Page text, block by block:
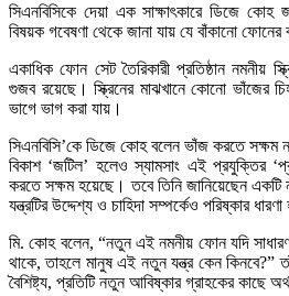
সিএনবিসিকে দেয়া এক সাক্ষাৎকারে ডিজে কোহ
বিষয়ক গবেষণা থেকে জানা যায় যে বাঁকানো ফোনের
একাধিক ফোন সেট তৈরিকারী প্রতিষ্ঠান নমনীয়
গুজব রয়েছে। স্ক্রিনের মাঝখানে কোনো ভাঁজের
ভাগে ভাগ করা যায়।
সিএনবিসি’কে ডিজে কোহ বলেন ভাঁজ করতে সক্ষম
বিকাশ ‘জটিল’ হলেও স্যামসাং এই প্রযুক্তির
করতে সক্ষম হয়েছে। তবে তিনি জানিয়েছেন একটি
যন্ত্রটির উদ্দেশ্য ও চাহিদা সম্পর্কেও পরিষ্কার
মি. কোহ বলেন, “নতুন এই নমনীয় ফোন যদি সাধারণ
থাকে, তাহলে মানুষ এই নতুন যন্ত্র কেন কিনবে?”
বৈশিষ্ট্য, প্রতিটি নতুন আবিষ্কার গ্রাহকের কাছে